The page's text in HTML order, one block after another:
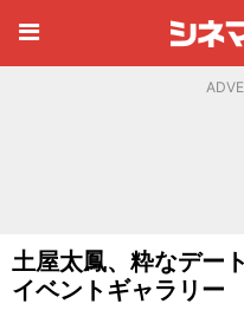
土屋太鳳、粋なデー
イベントギャラリー